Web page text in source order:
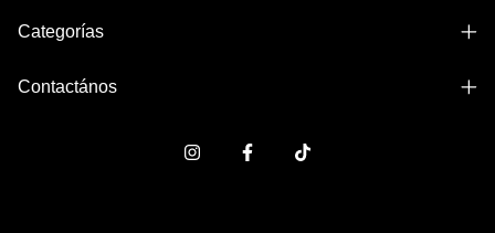
Categorías
Contactános